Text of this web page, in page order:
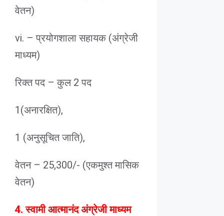
वेतन)
vi. – प्रयोगशाला सहायक (अंग्रेजी
माध्यम)
रिक्त पद – कुल 2 पद
1(अनारक्षित),
1 (अनुसूचित जाति),
वेतन – 25,300/- (एकमुश्त मासिक
वेतन)
4. स्वामी आत्मानंद अंग्रेजी माध्यम